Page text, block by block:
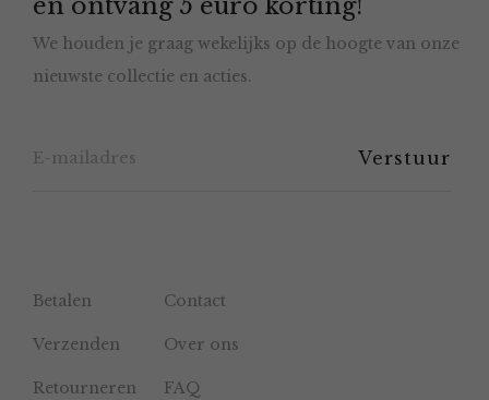
en ontvang 5 euro korting!
We houden je graag wekelijks op de hoogte van onze
nieuwste collectie en acties.
Betalen Contact
Verzenden Over ons
Retourneren FAQ